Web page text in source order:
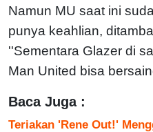
Namun MU saat ini
punya keahlian,
''Sementara Glazer di
Man United bisa
Baca Juga :
Teriakan 'Rene Out!'